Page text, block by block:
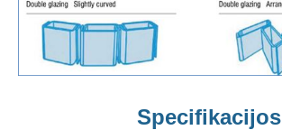
Specifikacijos